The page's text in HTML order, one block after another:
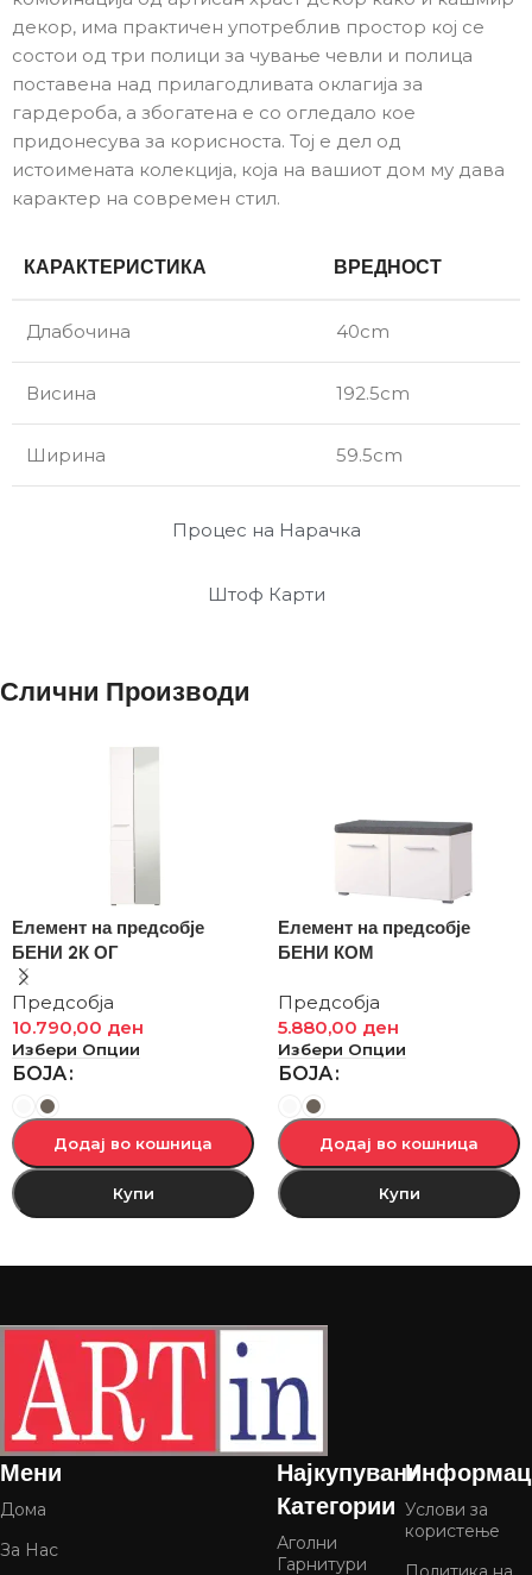
Процес на Нарачка
Штоф Карти
декор, има практичен употреблив простор кој се
состои од три полици за чување чевли и полица
поставена над прилагодливата оклагија за
гардероба, а збогатена е со огледало кое
придонесува за корисноста. Тој е дел од
истоимената колекција, која на вашиот дом му дава
карактер на современ стил.
КАРАКТЕРИСТИКА ВРЕДНОСТ
Длабочина 40cm
Висина 192.5cm
Ширина 59.5cm
Слични Производи
Елемент на предсобје
БЕНИ 2К ОГ
Предсобја
10.790,00 ден
Избери Опции
БОЈА
Додај во кошница
Купи
Елемент на предсобје
БЕНИ КОМ
Предсобја
5.880,00 ден
Избери Опции
БОЈА
Додај во кошница
Купи
Мени
Дома
За Нас
Најкупувани
Категории
Аголни
Гарнитури
Услови за
користење